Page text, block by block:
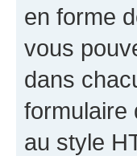
en forme
vous
dans
formulaire
au style